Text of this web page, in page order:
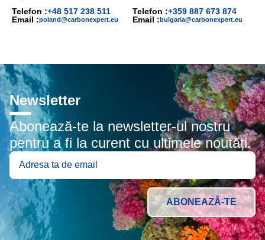
Telefon :+48 517 238 511
Email :poland@carbonexpert.eu
Telefon :+359 887 673 874
Email :bulgaria@carbonexpert.eu
Newsletter
Abonează-te la newsletter-ul nostru
pentru a fi la curent cu ultimele noutăți.